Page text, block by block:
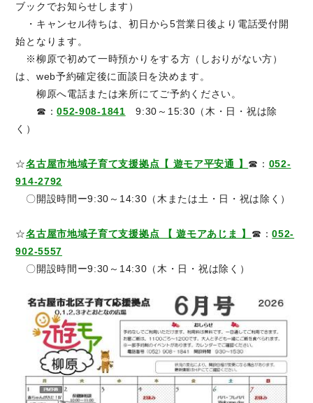
ブックでお知らせします）
・キャンセル待ちは、初日から5営業日後より電話受付開
始となります。
※柳原で初めて一時預かりをする方（しおりがない方）
は、web予約確定後に面談日を決めます。
柳原へ電話または来所にてご予約ください。
☎：052-908-1841 9:30～15:30（木・日・祝は除
く）
☆名古屋市地域子育て支援拠点【 遊モア平安通 】 ☎： 052-
914-2792
〇開設時間ー9:30～14:30（木または土・日・祝は除く）
☆名古屋市地域子育て支援拠点 【 遊モアあじま 】 ☎：052-
902-5557
〇開設時間ー9:30～14:30（木・日・祝は除く）